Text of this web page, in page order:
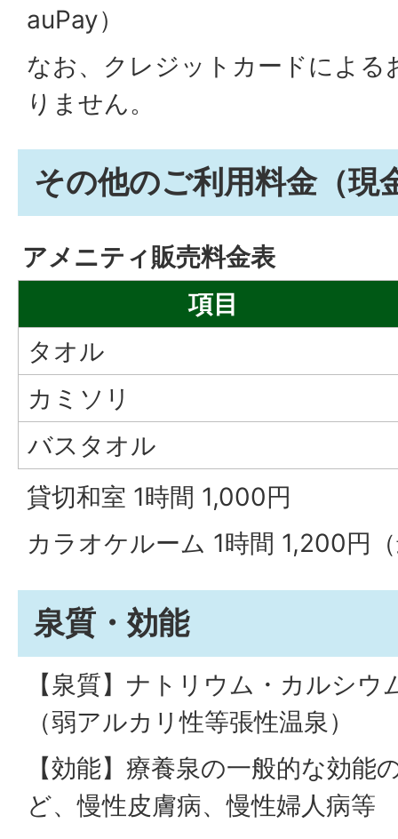
auPay）
なお、クレジットカードによる
りません。
その他のご利用料金（現
アメニティ販売料金表
項目
タオル
カミソリ
バスタオル
貸切和室 1時間 1,000円
カラオケルーム 1時間 1,200円
泉質・効能
【泉質】ナトリウム・カルシ
（弱アルカリ性等張性温泉）
【効能】療養泉の一般的な効能
ど、慢性皮膚病、慢性婦人病等